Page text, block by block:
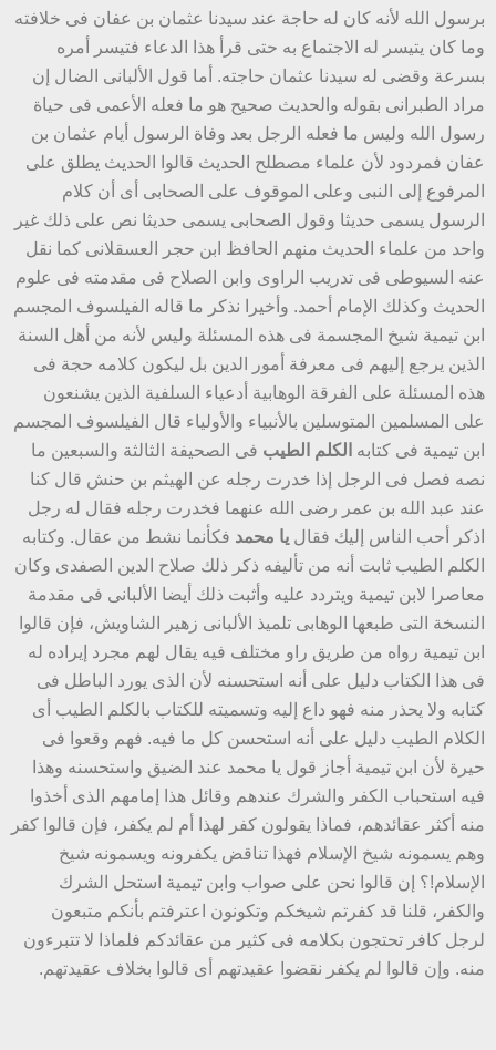
برسول الله لأنه كان له حاجة عند سيدنا عثمان بن عفان فى خلافته
وما كان يتيسر له الاجتماع به حتى قرأ هذا الدعاء فتيسر أمره
بسرعة وقضى له سيدنا عثمان حاجته. أما قول الألبانى الضال إن
مراد الطبرانى بقوله والحديث صحيح هو ما فعله الأعمى فى حياة
رسول الله وليس ما فعله الرجل بعد وفاة الرسول أيام عثمان بن
عفان فمردود لأن علماء مصطلح الحديث قالوا الحديث يطلق على
المرفوع إلى النبى وعلى الموقوف على الصحابى أى أن كلام
الرسول يسمى حديثا وقول الصحابى يسمى حديثا نص على ذلك غير
واحد من علماء الحديث منهم الحافظ ابن حجر العسقلانى كما نقل
عنه السيوطى فى تدريب الراوى وابن الصلاح فى مقدمته فى علوم
الحديث وكذلك الإمام أحمد. وأخيرا نذكر ما قاله الفيلسوف المجسم
ابن تيمية شيخ المجسمة فى هذه المسئلة وليس لأنه من أهل السنة
الذين يرجع إليهم فى معرفة أمور الدين بل ليكون كلامه حجة فى
هذه المسئلة على الفرقة الوهابية أدعياء السلفية الذين يشنعون
على المسلمين المتوسلين بالأنبياء والأولياء قال الفيلسوف المجسم
ابن تيمية فى كتابه الكلم الطيب فى الصحيفة الثالثة والسبعين ما
نصه فصل فى الرجل إذا خدرت رجله عن الهيثم بن حنش قال كنا
عند عبد الله بن عمر رضى الله عنهما فخدرت رجله فقال له رجل
اذكر أحب الناس إليك فقال يا محمد فكأنما نشط من عقال. وكتابه
الكلم الطيب ثابت أنه من تأليفه ذكر ذلك صلاح الدين الصفدى وكان
معاصرا لابن تيمية ويتردد عليه وأثبت ذلك أيضا الألبانى فى مقدمة
النسخة التى طبعها الوهابى تلميذ الألبانى زهير الشاويش، فإن قالوا
ابن تيمية رواه من طريق راو مختلف فيه يقال لهم مجرد إيراده له
فى هذا الكتاب دليل على أنه استحسنه لأن الذى يورد الباطل فى
كتابه ولا يحذر منه فهو داع إليه وتسميته للكتاب بالكلم الطيب أى
الكلام الطيب دليل على أنه استحسن كل ما فيه. فهم وقعوا فى
حيرة لأن ابن تيمية أجاز قول يا محمد عند الضيق واستحسنه وهذا
فيه استحباب الكفر والشرك عندهم وقائل هذا إمامهم الذى أخذوا
منه أكثر عقائدهم، فماذا يقولون كفر لهذا أم لم يكفر، فإن قالوا كفر
وهم يسمونه شيخ الإسلام فهذا تناقض يكفرونه ويسمونه شيخ
الإسلام!؟ إن قالوا نحن على صواب وابن تيمية استحل الشرك
والكفر، قلنا قد كفرتم شيخكم وتكونون اعترفتم بأنكم متبعون
لرجل كافر تحتجون بكلامه فى كثير من عقائدكم فلماذا لا تتبرءون
منه. وإن قالوا لم يكفر نقضوا عقيدتهم أى قالوا بخلاف عقيدتهم.